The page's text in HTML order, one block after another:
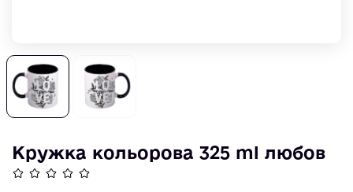
Кружка кольорова 325 ml любов